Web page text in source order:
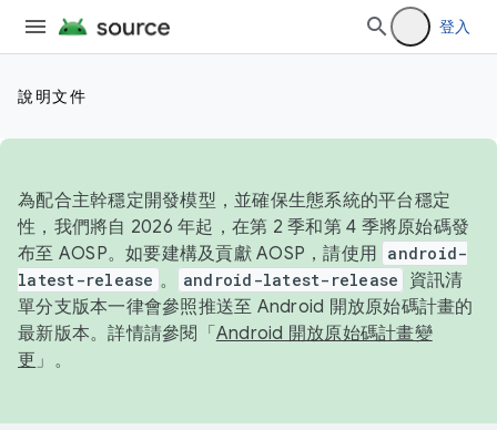
登入
說明文件
為配合主幹穩定開發模型，並確保生態系統的平台穩定
性，我們將自 2026 年起，在第 2 季和第 4 季將原始碼發
布至 AOSP。如要建構及貢獻 AOSP，請使用 android-
latest-release 。 android-latest-release
資訊清
單分支版本一律會參照推送至 Android 開放原始碼計畫的
最新版本。詳情請參閱「 Android 開放原始碼計畫變
更 」。